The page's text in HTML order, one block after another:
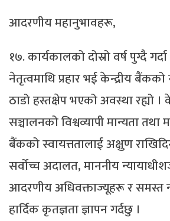
आदरणीय महानुभावहरू,
१७. कार्यकालको दोस्रो वर्ष पुग्दै
नेतृत्वमाथि प्रहार भई केन्द्रीय बैंकको
ठाडो हस्तक्षेप भएको अवस्था रह्यो ।
सञ्चालनको विश्वव्यापी मान्यता
बैंकको स्वायत्ततालाई अक्षुण
सर्वोच्च अदालत, माननीय
आदरणीय अधिवक्ताज्यूहरू र समस्त
हार्दिक कृतज्ञता ज्ञापन गर्दछु ।